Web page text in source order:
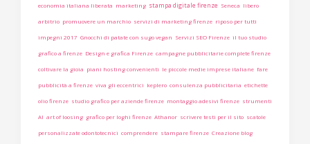
economia italiana liberata marketing stampa digitale firenze Seneca libero
arbitrio promuovere un marchio servizi di marketing firenze riposo per tutti
impegni 2017 Gnocchi di patate con sugo vegan Servizi SEO Firenze il tuo studio
grafico a firenze Design e grafica Firenze campagne pubblicitarie complete firenze
coltivare la gioia piani hosting convenienti le piccole medie imprese italiane fare
pubblicità a firenze viva gli eccentrici keplero consulenza pubblicitaria etichette
olio firenze studio grafico per aziende firenze montaggio adesivi firenze strumenti
AI art of loosing grafico per loghi firenze Athanor scrivere testi per il sito scatole
personalizzate odontotecnici comprendere stampare firenze Creazione blog